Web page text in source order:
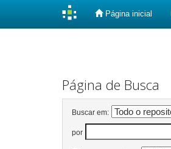
Página inicial
Página de Busca
Buscar em:
por